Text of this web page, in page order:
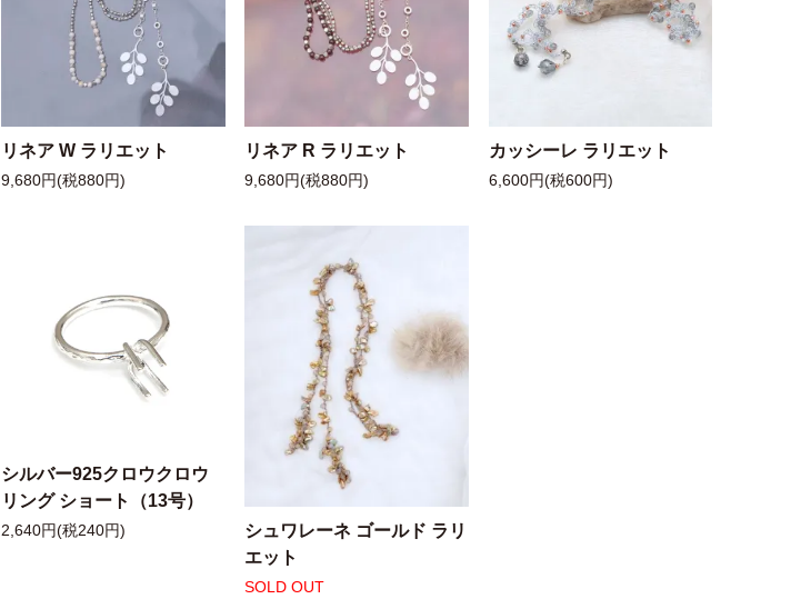
リネア W ラリエット
9,680円(税880円)
リネア R ラリエット
9,680円(税880円)
カッシーレ ラリエット
6,600円(税600円)
シルバー925クロウクロウ
リング ショート（13号）
2,640円(税240円)
シュワレーネ ゴールド ラリ
エット
SOLD OUT